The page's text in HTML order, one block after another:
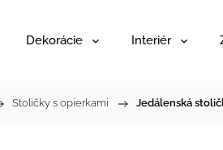
Dekorácie Interiér
Stoličky s opierkami / Jedálenská